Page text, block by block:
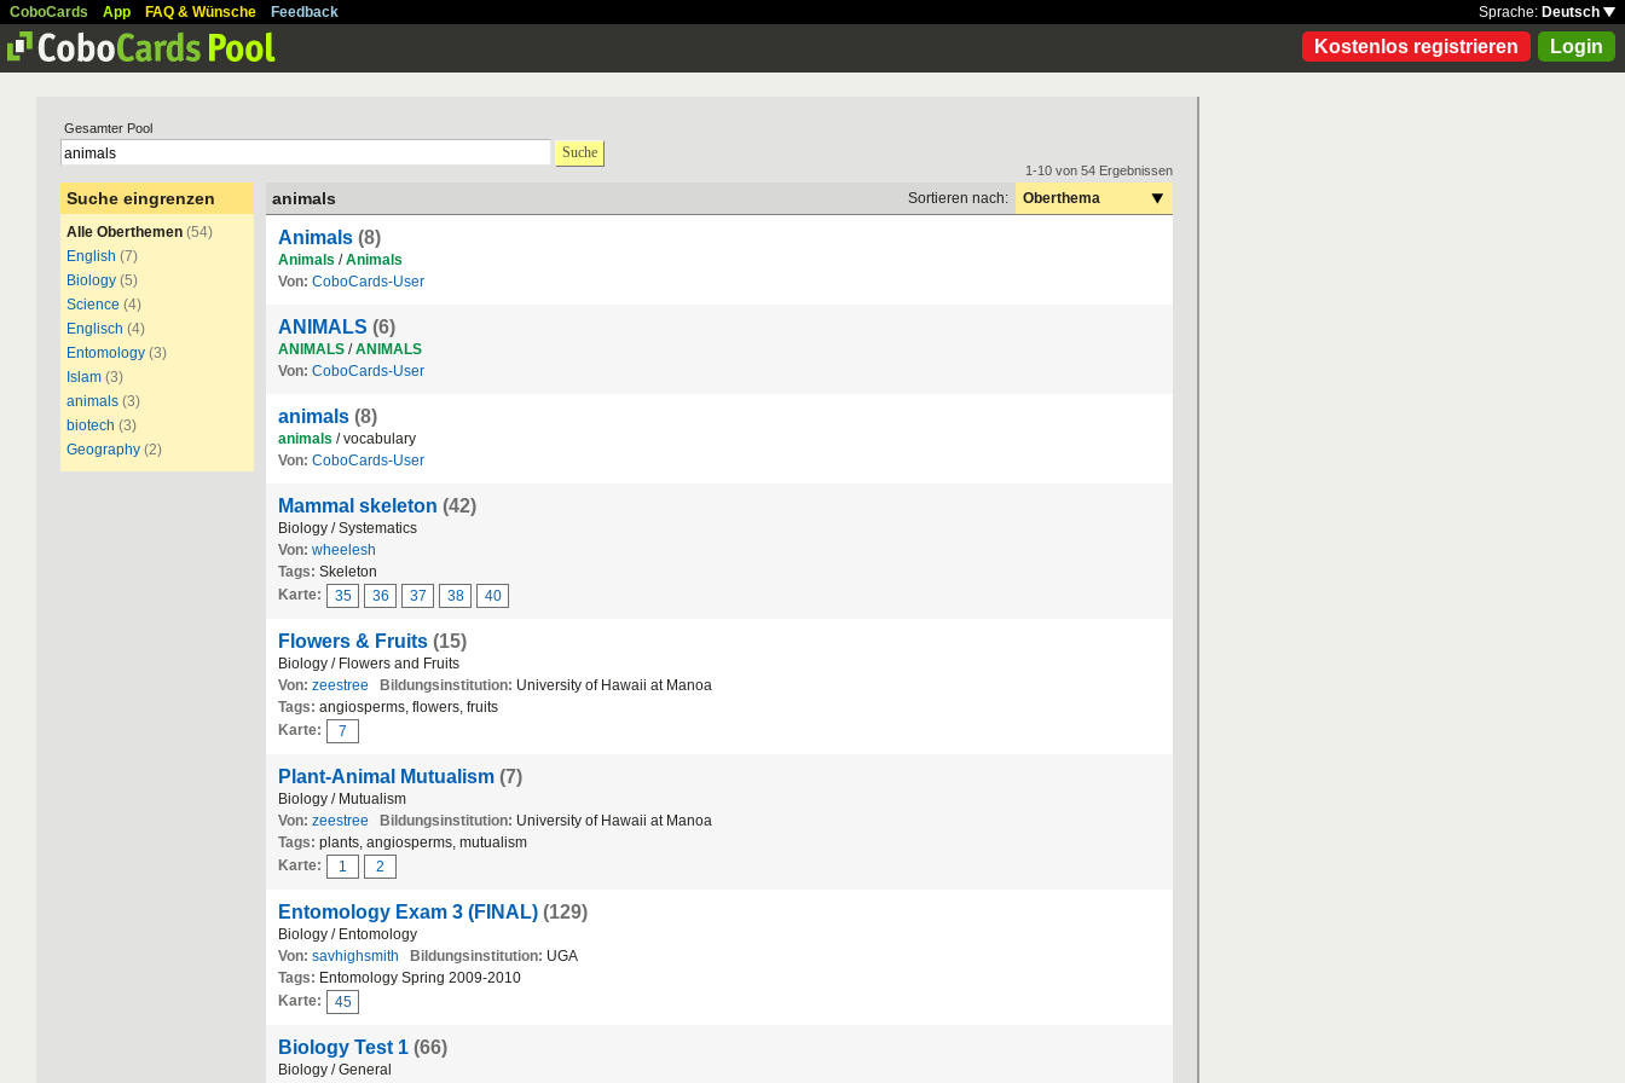
CoboCards App FAQ & Wünsche Feedback Sprache: Deutsch
Kostenlos registrieren Login
Gesamter Pool
Suche
Suche eingrenzen
Alle Oberthemen (54)
English (7)
Biology (5)
Science (4)
Englisch (4)
Entomology (3)
Islam (3)
animals (3)
biotech (3)
Geography (2)
1-10 von 54 Ergebnissen
animals Sortieren nach: Oberthema
Animals (8)
Animals /Animals
Von: CoboCards-User
ANIMALS (6)
ANIMALS /ANIMALS
Von: CoboCards-User
animals (8)
animals / vocabulary
Von: CoboCards-User
Mammal skeleton (42)
Biology / Systematics
Von: wheelesh
Tags: Skeleton
Karte:
35 36 37 38 40
Flowers & Fruits (15)
Biology / Flowers and Fruits
Von: zeestree Bildungsinstitution: University of Hawaii at Manoa
Tags: angiosperms, flowers, fruits
Karte:
7
Plant-Animal Mutualism (7)
Biology / Mutualism
Von: zeestree Bildungsinstitution: University of Hawaii at Manoa
Tags: plants, angiosperms, mutualism
Karte:
1 2
Entomology Exam 3 (FINAL) (129)
Biology / Entomology
Von: savhighsmith Bildungsinstitution: UGA
Tags: Entomology Spring 2009-2010
Karte:
45
Biology Test 1 (66)
Biology / General